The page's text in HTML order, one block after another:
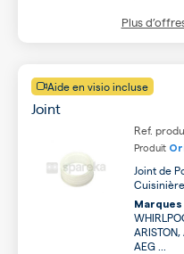
Plus
Aide en visio incluse
Joint
Ref.
Produit
Joint de
Cuisinière
ARISTON,
AEG ...